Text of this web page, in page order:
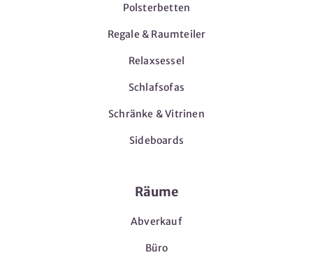
Polsterbetten
Regale & Raumteiler
Relaxsessel
Schlafsofas
Schränke & Vitrinen
Sideboards
Räume
Abverkauf
Büro